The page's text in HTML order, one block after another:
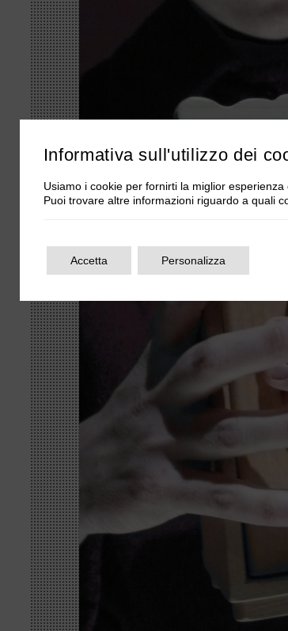
Informativa sull'utilizzo dei
Usiamo i cookie per fornirti la miglior
Puoi trovare altre informazioni riguardo a quali
Accetta Personalizza